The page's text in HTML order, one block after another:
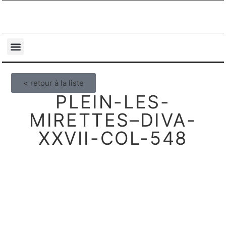
< retour à la liste
PLEIN-LES-
MIRETTES–DIVA-
XXVII-COL-548